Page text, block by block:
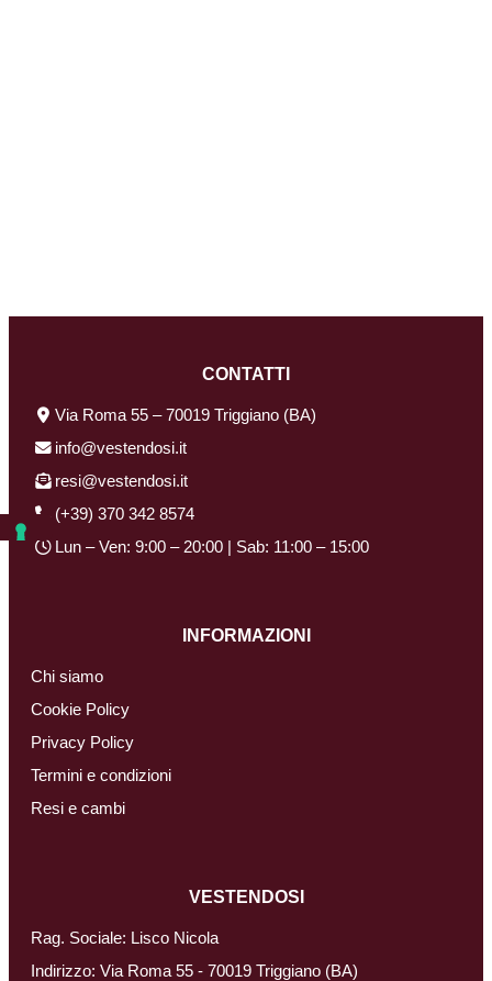
CONTATTI
Via Roma 55 – 70019 Triggiano (BA)
info@vestendosi.it
resi@vestendosi.it
(+39) 370 342 8574
Lun – Ven: 9:00 – 20:00 | Sab: 11:00 – 15:00
INFORMAZIONI
Chi siamo
Cookie Policy
Privacy Policy
Termini e condizioni
Resi e cambi
VESTENDOSI
Rag. Sociale: Lisco Nicola
Indirizzo: Via Roma 55 - 70019 Triggiano (BA)